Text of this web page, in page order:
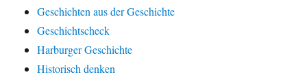
Geschichten aus der Geschichte
Geschichtscheck
Harburger Geschichte
Historisch denken